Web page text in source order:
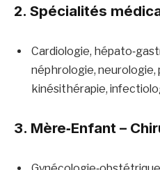
2. Spécialités
Cardiologie,
néphrologie, neurologie,
kinésithérapie,
3. Mère‑Enfant –